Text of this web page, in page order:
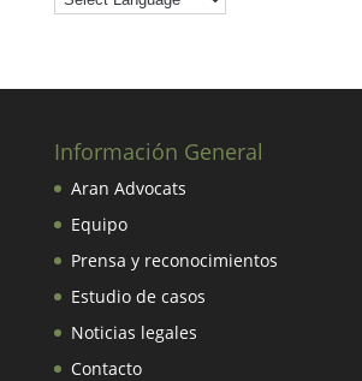
Información General
Aran Advocats
Equipo
Prensa y reconocimientos
Estudio de casos
Noticias legales
Contacto